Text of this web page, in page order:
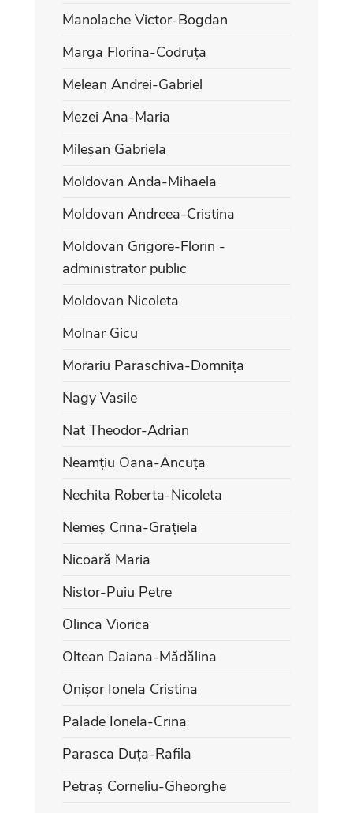
Manolache Victor-Bogdan
Marga Florina-Codruța
Melean Andrei-Gabriel
Mezei Ana-Maria
Mileșan Gabriela
Moldovan Anda-Mihaela
Moldovan Andreea-Cristina
Moldovan Grigore-Florin -
administrator public
Moldovan Nicoleta
Molnar Gicu
Morariu Paraschiva-Domnița
Nagy Vasile
Nat Theodor-Adrian
Neamțiu Oana-Ancuța
Nechita Roberta-Nicoleta
Nemeș Crina-Grațiela
Nicoară Maria
Nistor-Puiu Petre
Olinca Viorica
Oltean Daiana-Mădălina
Onișor Ionela Cristina
Palade Ionela-Crina
Parasca Duța-Rafila
Petraș Corneliu-Gheorghe